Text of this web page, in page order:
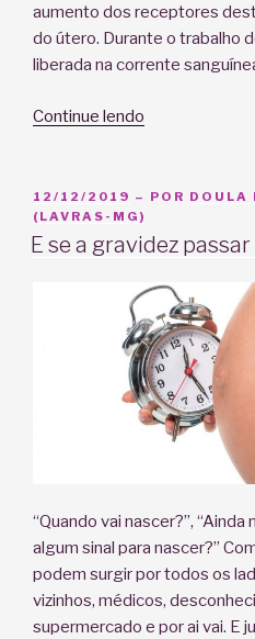
aumento dos receptores
do útero. Durante o trabalho
liberada na corrente
Continue lendo
para
PUBLICADO
EM
12/12/2019 – POR DOULA
(LAVRAS-MG)
E se a gravidez
“Quando vai nascer?”, “Ainda
algum sinal para nascer?”
podem surgir por todos os
vizinhos, médicos,
supermercado e por ai vai. E